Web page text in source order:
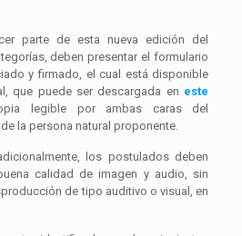
parte de esta nueva edición del
deben presentar el formulario
y firmado, el cual está disponible
que puede ser descargada en este
legible por ambas caras del
la persona natural proponente.
los postulados deben
calidad de imagen y audio, sin
de tipo auditivo o visual, en